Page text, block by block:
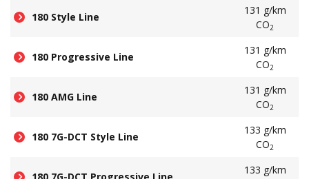
180 Style Line
131 g/km
CO2
180 Progressive Line
131 g/km
CO2
180 AMG Line
131 g/km
CO2
180 7G-DCT Style Line
133 g/km
CO2
133 g/km